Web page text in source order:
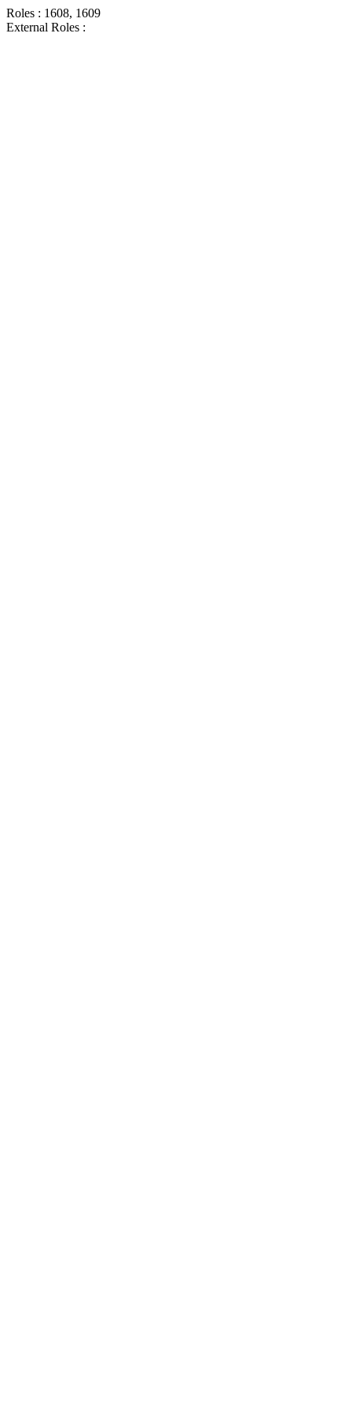
Roles : 1608, 1609
External Roles :